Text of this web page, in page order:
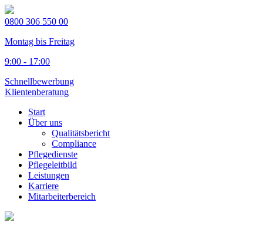
0800 306 550 00
Montag bis Freitag
9:00 - 17:00
Schnellbewerbung
Klientenberatung
Start
Über uns
Qualitätsbericht
Compliance
Pflegedienste
Pflegeleitbild
Leistungen
Karriere
Mitarbeiterbereich